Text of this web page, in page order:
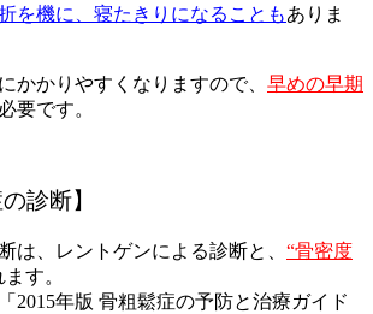
を機に、寝たきりになることもありま
かかりやすくなりますので、 早めの早期
要です。
診断】
は、レントゲンによる診断と、 “骨密度
す。
2015年版 骨粗鬆症の予防と治療ガイド